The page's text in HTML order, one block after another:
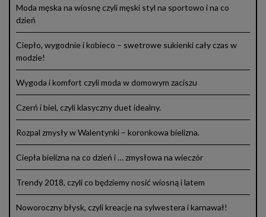
Moda męska na wiosnę czyli męski styl na sportowo i na co
dzień
Ciepło, wygodnie i kobieco – swetrowe sukienki cały czas w
modzie!
Wygoda i komfort czyli moda w domowym zaciszu
Czerń i biel, czyli klasyczny duet idealny.
Rozpal zmysły w Walentynki – koronkowa bielizna.
Ciepła bielizna na co dzień i … zmysłowa na wieczór
Trendy 2018, czyli co będziemy nosić wiosną i latem
Noworoczny błysk, czyli kreacje na sylwestera i karnawał!